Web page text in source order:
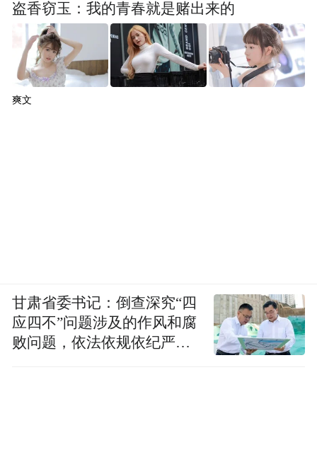
盗香窃玉：我的青春就是赌出来的
爽文
甘肃省委书记：倒查深究“四
应四不”问题涉及的作风和腐
败问题，依法依规依纪严肃